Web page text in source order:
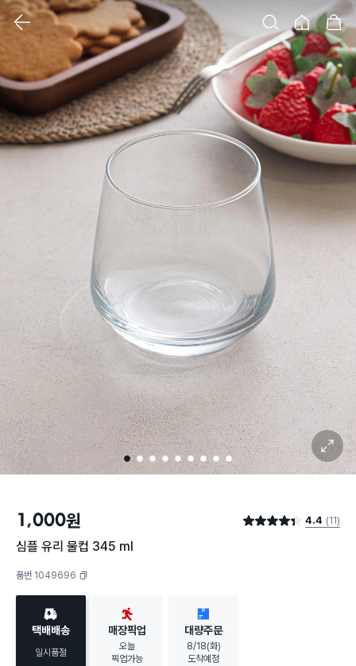
검색 홈 장바구니
클릭 시 이미지 확대 보기 팝업 열림
1 2 3 4 5 6 7 8 9
확대 보기
1,000원 별점 4.4점 4.4 (11)
심플 유리 물컵 345 ml
품번 1049696
택배배송
일시품절
매장픽업
오늘
픽업가능
대량주문
8/18(화)
도착예정